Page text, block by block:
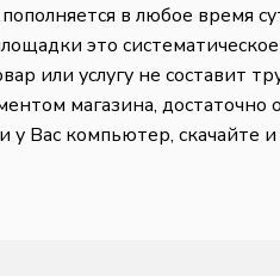
в любое время
это
или услугу не составит
магазина, достаточно
у Вас компьютер, скачайте